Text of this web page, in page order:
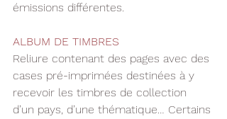
émissions différentes.
ALBUM DE TIMBRES
Reliure contenant des pages avec des
cases pré-imprimées destinées à y
recevoir les timbres de collection
d’un pays, d’une thématique… Certains